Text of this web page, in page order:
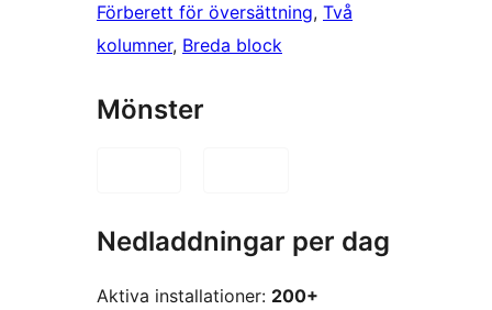
Förberett för översättning, Två
kolumner, Breda block
Mönster
Nedladdningar per dag
Aktiva installationer: 200+